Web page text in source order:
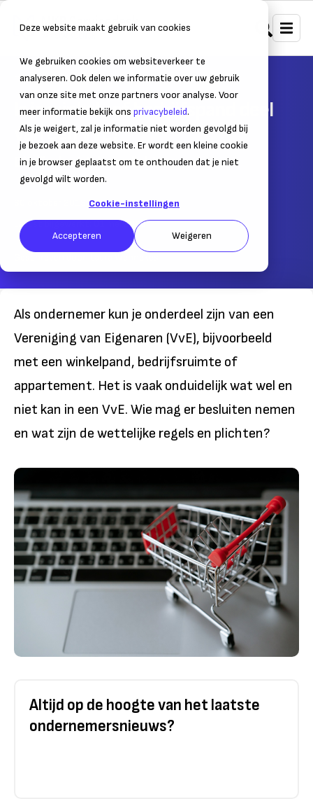
Deze website maakt gebruik van cookies
We gebruiken cookies om websiteverkeer te
analyseren. Ook delen we informatie over uw gebruik
van onze site met onze partners voor analyse. Voor
meer informatie bekijk ons privacybeleid.
Als je weigert, zal je informatie niet worden gevolgd bij
je bezoek aan deze website. Er wordt een kleine cookie
in je browser geplaatst om te onthouden dat je niet
gevolgd wilt worden.
Cookie-instellingen
Accepteren Weigeren
Home Bedrijfsvoering Kantoorruimte
Is je winkel- of bedrijfspand deel
van een VvE?
Dit zijn de regels en plichten
– Leestijd:2min.
Laatst bijgewerkt:01 mei 2025
Als ondernemer kun je onderdeel zijn van een
Vereniging van Eigenaren (VvE), bijvoorbeeld
met een winkelpand, bedrijfsruimte of
appartement. Het is vaak onduidelijk wat wel en
niet kan in een VvE. Wie mag er besluiten nemen
en wat zijn de wettelijke regels en plichten?
Altijd op de hoogte van het laatste
ondernemersnieuws?